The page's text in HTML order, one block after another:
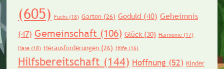
(605) Fuchs(18) Garten(26) Geduld(40) Geheimnis
(47) Gemeinschaft(106) Glück(30) Harmonie(17)
Hase(18) Herausforderungen(26) Hilfe(16)
Hilfsbereitschaft (144) Hoffnung (52) Kinder